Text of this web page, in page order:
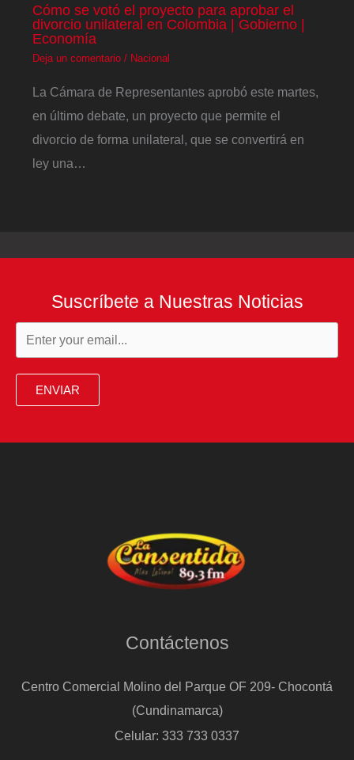
Cómo se votó el proyecto para aprobar el
divorcio unilateral en Colombia | Gobierno |
Economía
Deja un comentario / Nacional
La Cámara de Representantes aprobó este martes,
en último debate, un proyecto que permite el
divorcio de forma unilateral, que se convertirá en
ley una…
Suscríbete a Nuestras Noticias
ENVIAR
Contáctenos
Centro Comercial Molino del Parque OF 209- Chocontá
(Cundinamarca)
Celular: 333 733 0337